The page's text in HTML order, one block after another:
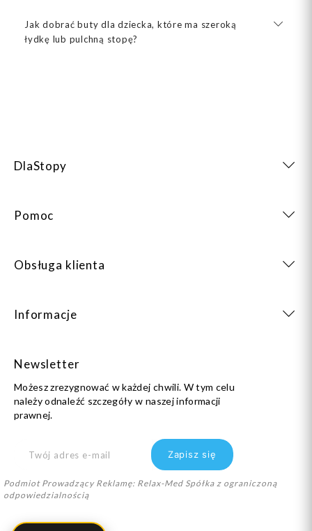
Jak dobrać buty dla dziecka, które ma szeroką
łydkę lub pulchną stopę?
DlaStopy
Pomoc
Obsługa klienta
Informacje
Newsletter
Możesz zrezygnować w każdej chwili. W tym celu
należy odnaleźć szczegóły w naszej informacji
prawnej.
Podmiot Prowadzący Reklamę: Relax-Med Spółka z ograniczoną
odpowiedzialnością